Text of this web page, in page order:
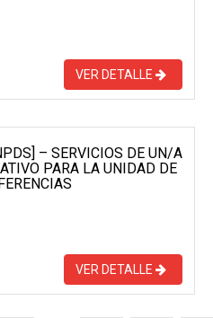
VER DETALLE
– SERVICIOS DE UN/A
PARA LA UNIDAD DE
VER DETALLE